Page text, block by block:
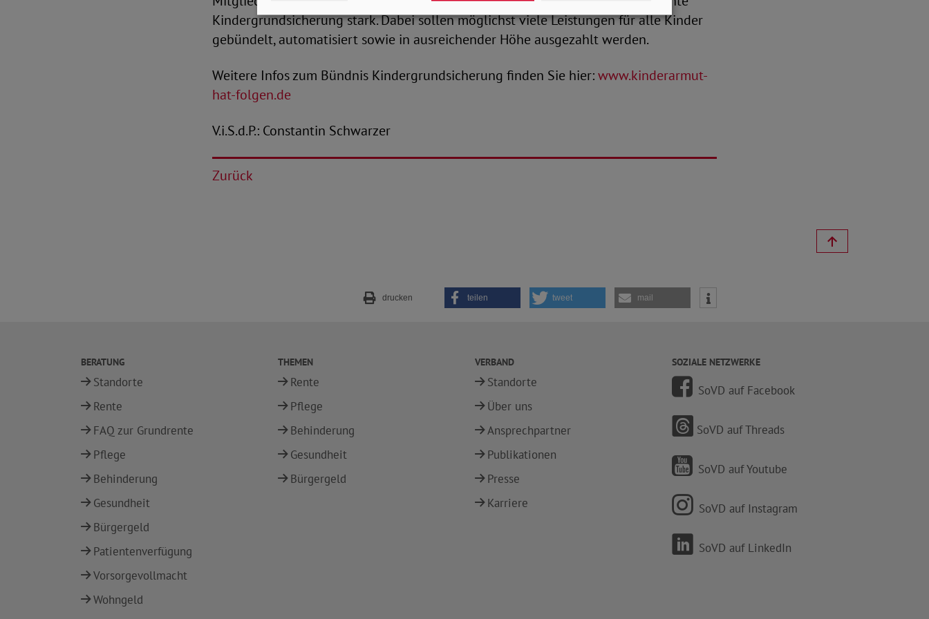
Kindergrundsicherung stark. Dabei sollen möglichst viele Leistungen für alle Kinder
gebündelt, automatisiert sowie in ausreichender Höhe ausgezahlt werden.
Weitere Infos zum Bündnis Kindergrundsicherung finden Sie hier:www.kinderarmut-
hat-folgen.de
V.i.S.d.P.: Constantin Schwarzer
Zurück
drucken teilen tweet mail
BERATUNG
Standorte
Rente
FAQ zur Grundrente
Pflege
Behinderung
Gesundheit
Bürgergeld
Patientenverfügung
Vorsorgevollmacht
Wohngeld
THEMEN
Rente
Pflege
Behinderung
Gesundheit
Bürgergeld
VERBAND
Standorte
Über uns
Ansprechpartner
Publikationen
Presse
Karriere
SOZIALE NETZWERKE
SoVD auf Facebook
SoVD auf Threads
SoVD auf Youtube
SoVD auf Instagram
SoVD auf LinkedIn